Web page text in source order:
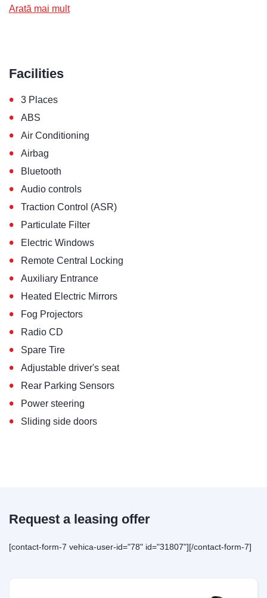
Arată mai mult
Facilities
• 3 Places
• ABS
• Air Conditioning
• Airbag
• Bluetooth
• Audio controls
• Traction Control (ASR)
• Particulate Filter
• Electric Windows
• Remote Central Locking
• Auxiliary Entrance
• Heated Electric Mirrors
• Fog Projectors
• Radio CD
• Spare Tire
• Adjustable driver's seat
• Rear Parking Sensors
• Power steering
• Sliding side doors
Request a leasing offer
[contact-form-7 vehica-user-id="78" id="31807"][/contact-form-7]